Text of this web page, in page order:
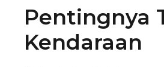
Pentingnya
Kendaraan